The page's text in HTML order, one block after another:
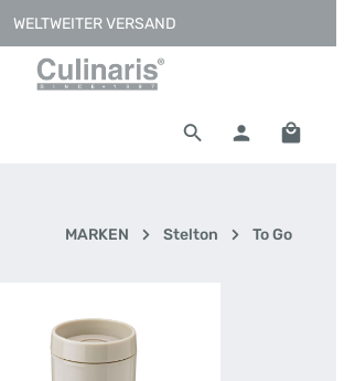
WELTWEITER VERSAND
MARKEN Stelton To Go